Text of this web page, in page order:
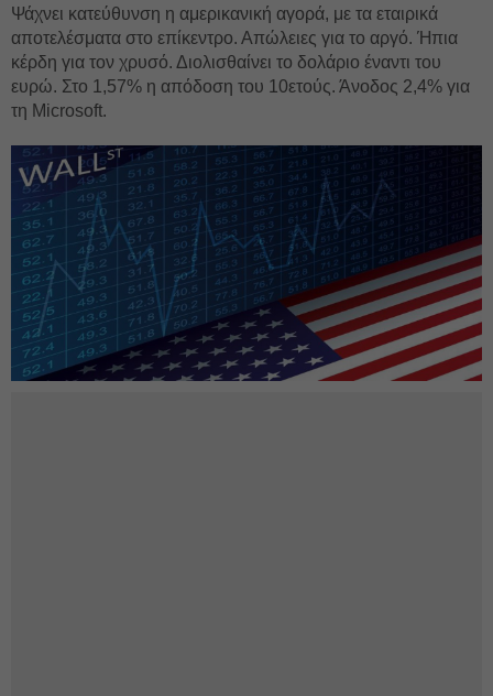
Ψάχνει κατεύθυνση η αμερικανική αγορά, με τα εταιρικά
αποτελέσματα στο επίκεντρο. Απώλειες για το αργό. Ήπια
κέρδη για τον χρυσό. Διολισθαίνει το δολάριο έναντι του
ευρώ. Στο 1,57% η απόδοση του 10ετούς. Άνοδος 2,4% για
τη Microsoft.